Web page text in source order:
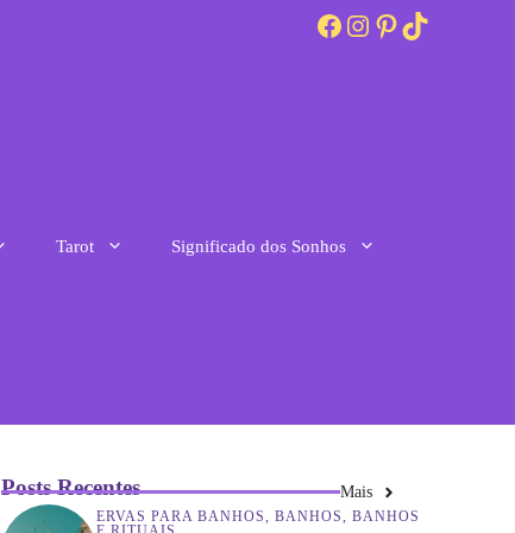
Facebook
Instagram
Pinterest
TikTok
Tarot Significado dos Sonhos
Posts Recentes Mais
ERVAS PARA BANHOS BANHOS
BANHOS